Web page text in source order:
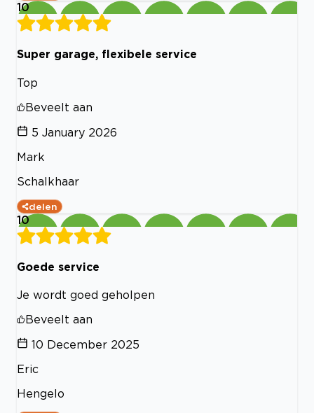
10
Super garage, flexibele service
Top
Beveelt aan
5 January 2026
Mark
Schalkhaar
delen
10
Goede service
Je wordt goed geholpen
Beveelt aan
10 December 2025
Eric
Hengelo